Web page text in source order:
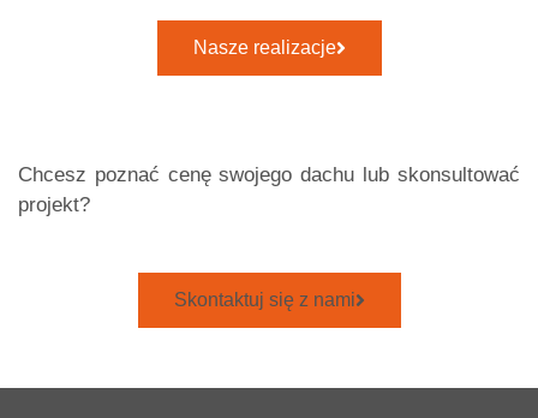
Nasze realizacje
Chcesz poznać cenę swojego dachu lub skonsultować
projekt?
Skontaktuj się z nami